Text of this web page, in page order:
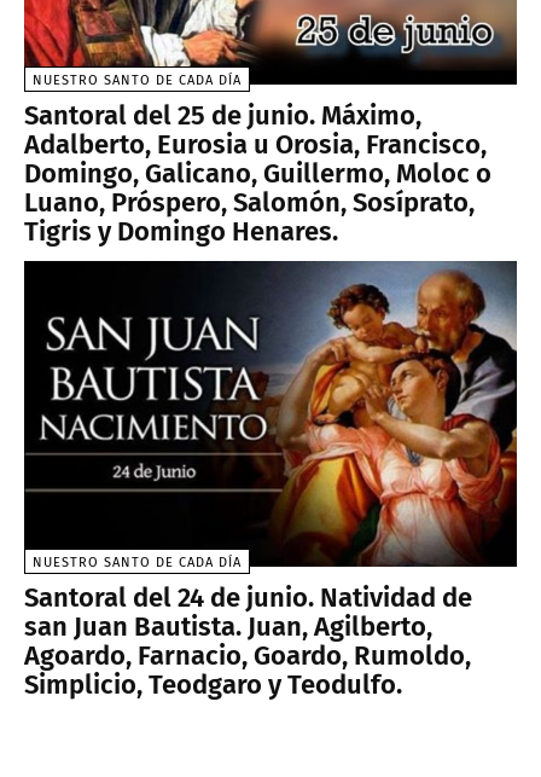
NUESTRO SANTO DE CADA DÍA
Santoral del 25 de junio. Máximo,
Adalberto, Eurosia u Orosia, Francisco,
Domingo, Galicano, Guillermo, Moloc o
Luano, Próspero, Salomón, Sosíprato,
Tigris y Domingo Henares.
NUESTRO SANTO DE CADA DÍA
Santoral del 24 de junio. Natividad de
san Juan Bautista. Juan, Agilberto,
Agoardo, Farnacio, Goardo, Rumoldo,
Simplicio, Teodgaro y Teodulfo.